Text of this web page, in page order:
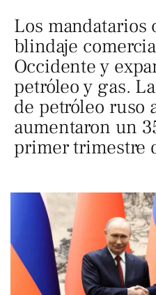
Los mandatarios
blindaje
Occidente y
petróleo y gas.
de petróleo ruso
aumentaron un
primer trimestre